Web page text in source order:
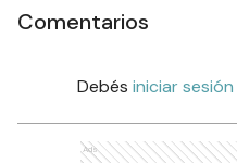
Comentarios
Debés iniciar sesión
Ads